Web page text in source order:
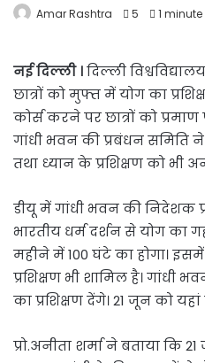
Amar Rashtra 5 1
नई दिल्ली ।दिल्ली
छात्रों को मुफ्त में योग का
कोर्स करने पर छात्रों को प्रमाण
गांधी भवन की प्रबंधन समिति
तथा ध्यान के प्रशिक्षण को भी
डीयू में गांधी भवन की निदेशक
भारतीय धर्म दर्शन से योग का
महीने में 100 घंटे का होगा।
प्रशिक्षण भी शामिल है। गांधी
का प्रशिक्षण देंगे। 21 जून को
प्रो.अनीता शर्मा ने बताया कि